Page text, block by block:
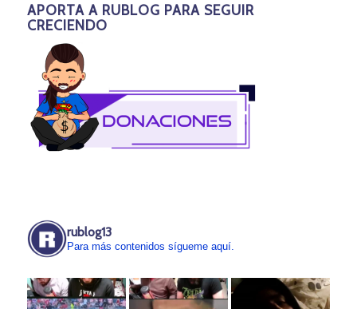
APORTA A RUBLOG PARA SEGUIR
CRECIENDO
rublog13
Para más contenidos sígueme aquí.